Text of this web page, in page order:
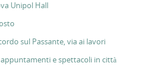
Unipol Hall
sul Passante, via ai lavori
e spettacoli in città